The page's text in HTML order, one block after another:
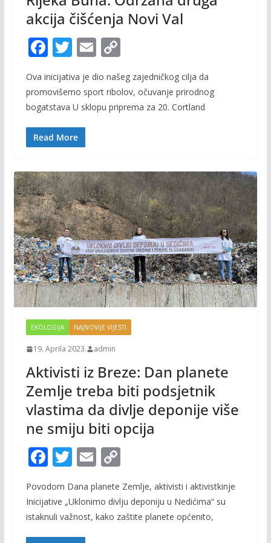
akcija čišćenja Novi Val
F
e
b
o
o
T
itt
er
E
m
ai
l
C
p
y
Ova inicijativa je dio našeg zajedničkog cilja da
promovišemo sport ribolov, očuvanje prirodnog
bogatstava U sklopu priprema za 20. Cortland
Read More
EKOLOGIJA NAJNOVIJE VIJESTI
19. Aprila 2023. admin
Aktivisti iz Breze: Dan planete
Zemlje treba biti podsjetnik
vlastima da divlje deponije više
ne smiju biti opcija
F
ac
e
b
o
T
itt
er
E
m
ai
l
C
p
y
Povodom Dana planete Zemlje, aktivisti i aktivistkinje
Inicijative „Uklonimo divlju deponiju u Nedićima“ su
istaknuli važnost, kako zaštite planete općenito,